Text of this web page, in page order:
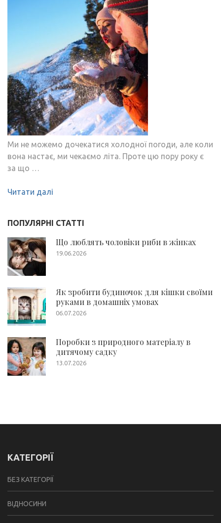
Ми не можемо дочекатися холодної погоди, але коли
вона настає, ми чекаємо літа. Проте цю пору року є
за що …
Читати далі
ПОПУЛЯРНІ СТАТТІ
Що люблять чоловіки риби в жінках
19.06.2026
Як зробити будиночок для кішки своїми
руками в домашніх умовах
06.07.2026
Поробки з природного матеріалу в
дитячому садку
13.07.2026
КАТЕГОРІЇ
БЕЗ КАТЕГОРІЇ
ВІДНОСИНИ